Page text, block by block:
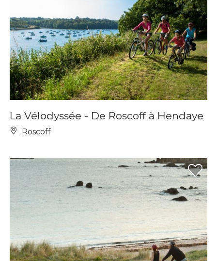
La Vélodyssée - De Roscoff à Hendaye
Roscoff